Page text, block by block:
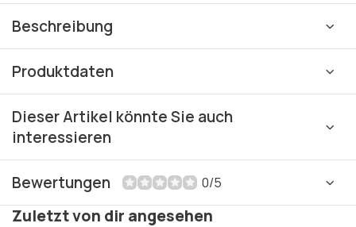
Beschreibung
Produktdaten
Dieser Artikel könnte Sie auch
interessieren
Bewertungen 0/5
Zuletzt von dir angesehen